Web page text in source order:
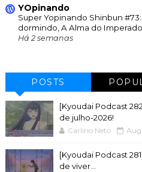
YOpinando
Super Yopinando Shinbun
dormindo, A Alma do
Há 2 semanas
POSTS
[Kyoudai Podcast
de julho-2026!
Carlírio Neto
[Kyoudai Podcast
de viver...